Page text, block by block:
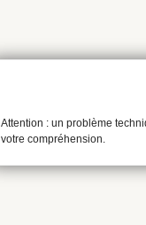
Attention : un problème
votre compréhension.